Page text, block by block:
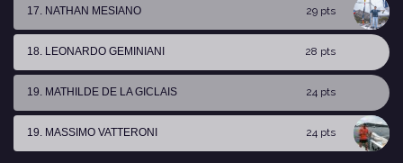
17. NATHAN MESIANO 29 pts
18. LEONARDO GEMINIANI 28 pts
19. MATHILDE DE LA GICLAIS 24 pts
19. MASSIMO VATTERONI 24 pts